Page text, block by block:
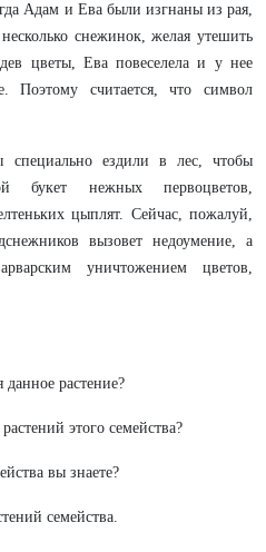
Адам и Ева были изгнаны из рая,
снежинок, желая утешить
цветы, Ева повеселела и у нее
Поэтому считается, что символ
ездили в лес, чтобы
букет нежных первоцветов,
цыплят. Сейчас, пожалуй,
вызовет недоумение, а
уничтожением цветов,
данное растение?
этого семейства?
вы знаете?
семейства.